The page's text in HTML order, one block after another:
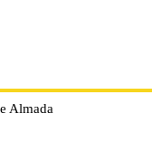
Almada